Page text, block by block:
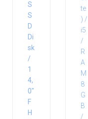
S
S
D
Di
sk
/
1
4,
0″
F
H